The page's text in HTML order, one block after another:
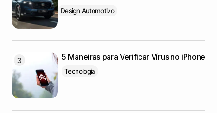
Design Automotivo
5 Maneiras para Verificar Vírus no iPhone
Tecnologia